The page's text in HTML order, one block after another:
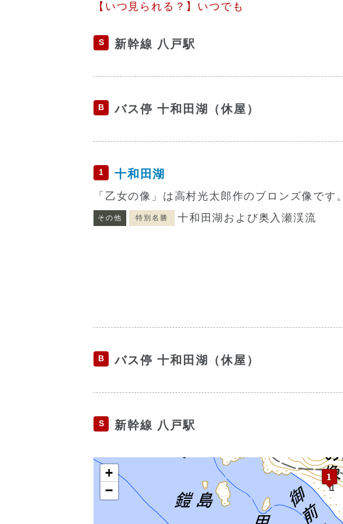
【いつ見られる？】いつでも
S 新幹線 八戸駅
B バス停 十和田湖（休屋）
1 十和田湖
「乙女の像」は高村光太郎作のブロンズ像です。
その他 特別名勝 十和田湖および奥入瀬渓流
B バス停 十和田湖（休屋）
S 新幹線 八戸駅
+
−